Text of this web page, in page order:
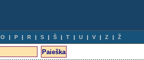
O P R S Š T U V Z Ž